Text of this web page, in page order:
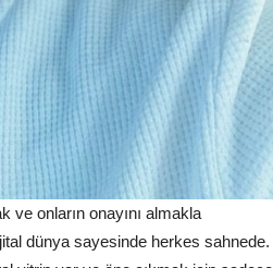
onların onayını almakla
dünya sayesinde herkes sahnede.